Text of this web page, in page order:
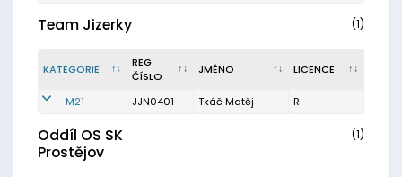
Team Jizerky (1)
KATEGORIE
REG.
ČÍSLO
JMÉNO LICENCE
M21 JJN0401 Tkáč Matěj R
Oddíl OS SK
Prostějov
(1)